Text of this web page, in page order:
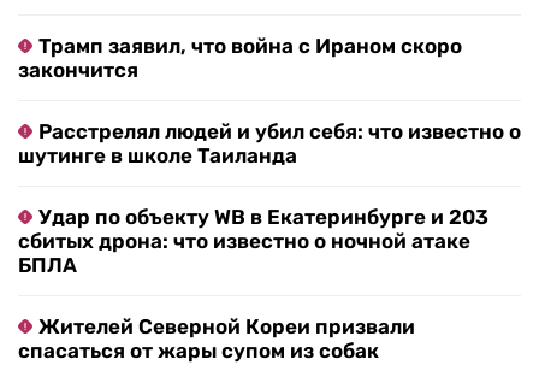
Трамп заявил, что война с Ираном скоро
закончится
Расстрелял людей и убил себя: что известно о
шутинге в школе Таиланда
Удар по объекту WB в Екатеринбурге и 203
сбитых дрона: что известно о ночной атаке
БПЛА
Жителей Северной Кореи призвали
спасаться от жары супом из собак